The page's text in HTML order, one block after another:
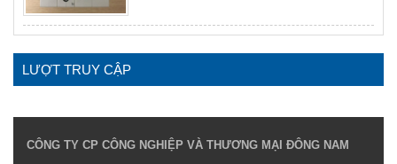
LƯỢT TRUY CẬP
CÔNG TY CP CÔNG NGHIỆP VÀ THƯƠNG MẠI ĐÔNG NAM